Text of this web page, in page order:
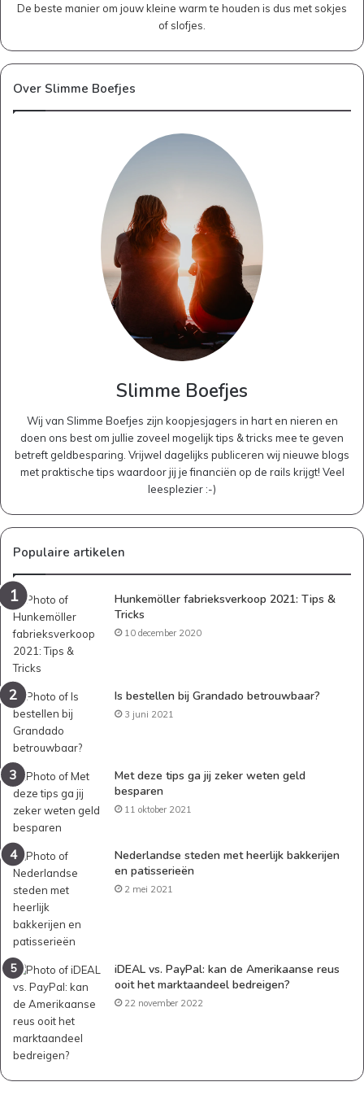
De beste manier om jouw kleine warm te houden is dus met sokjes
of slofjes.
Over Slimme Boefjes
Slimme Boefjes
Wij van Slimme Boefjes zijn koopjesjagers in hart en nieren en
doen ons best om jullie zoveel mogelijk tips & tricks mee te geven
betreft geldbesparing. Vrijwel dagelijks publiceren wij nieuwe blogs
met praktische tips waardoor jij je financiën op de rails krijgt! Veel
leesplezier :-)
Populaire artikelen
Hunkemöller fabrieksverkoop 2021: Tips &
Tricks
10 december 2020
Is bestellen bij Grandado betrouwbaar?
3 juni 2021
Met deze tips ga jij zeker weten geld
besparen
11 oktober 2021
Nederlandse steden met heerlijk bakkerijen
en patisserieën
2 mei 2021
iDEAL vs. PayPal: kan de Amerikaanse reus
ooit het marktaandeel bedreigen?
22 november 2022